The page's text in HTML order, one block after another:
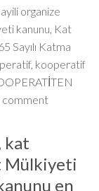
organize
kanunu, Kat
Sayılı Katma
, kooperatif
comment
kat
Mülkiyeti
en